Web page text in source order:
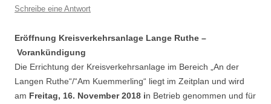
Schreibe eine Antwort
Eröffnung Kreisverkehrsanlage Lange Ruthe –
Vorankündigung
Die Errichtung der Kreisverkehrsanlage im Bereich „An der
Langen Ruthe“/“Am Kuemmerling“ liegt im Zeitplan und wird
am Freitag, 16. November 2018 in Betrieb genommen und für